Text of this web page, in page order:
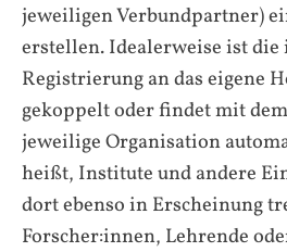
jeweiligen Verbundpartner)
erstellen. Idealerweise ist
Registrierung an das eigene
gekoppelt oder findet mit
jeweilige Organisation
heißt, Institute und andere
dort ebenso in Erscheinung
Forscher:innen, Lehrende